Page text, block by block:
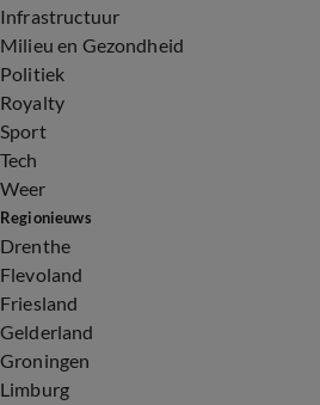
Infrastructuur
Milieu en Gezondheid
Politiek
Royalty
Sport
Tech
Weer
Regionieuws
Drenthe
Flevoland
Friesland
Gelderland
Groningen
Limburg